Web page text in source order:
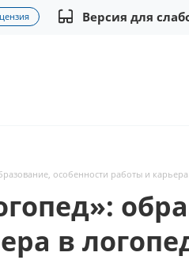
Версия для
особенности работы и
в